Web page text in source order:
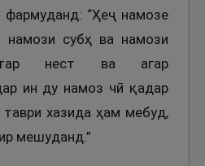
“Ҳеҷ намозе
намози субҳ ва намози
нест ва агар
ин ду намоз чӣ қадар
таври хазида ҳам мебуд,
мешуданд.”